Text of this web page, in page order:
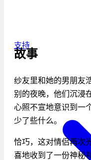
支持
故事
纱友里和她的男朋友
别的夜晚，他们沉浸
心照不宣地意识到
少了些什么。
恰巧，这对情侣再次
喜地收到了一份神